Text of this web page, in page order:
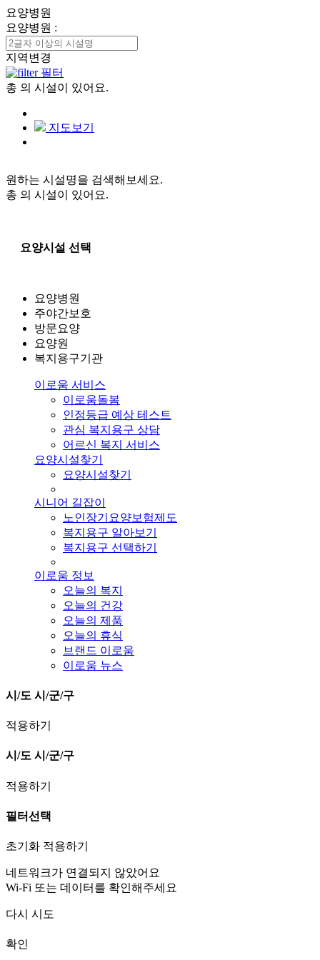
요양병원
요양병원 :
지역변경
필터
총 의 시설이 있어요.
지도보기
원하는 시설명을 검색해보세요.
총 의 시설이 있어요.
요양시설 선택
요양병원
주야간보호
방문요양
요양원
복지용구기관
이로움 서비스
이로움돌봄
인정등급 예상 테스트
관심 복지용구 상담
어르신 복지 서비스
요양시설찾기
요양시설찾기
시니어 길잡이
노인장기요양보험제도
복지용구 알아보기
복지용구 선택하기
이로움 정보
오늘의 복지
오늘의 건강
오늘의 제품
오늘의 휴식
브랜드 이로움
이로움 뉴스
시/도 시/군/구
적용하기
시/도 시/군/구
적용하기
필터선택
초기화 적용하기
네트워크가 연결되지 않았어요
Wi-Fi 또는 데이터를 확인해주세요
다시 시도
확인